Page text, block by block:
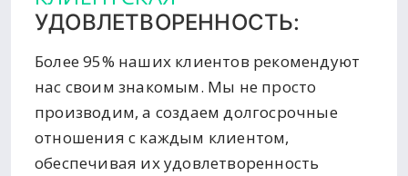
УДОВЛЕТВОРЕННОСТЬ:
Более 95% наших клиентов рекомендуют
нас своим знакомым. Мы не просто
производим, а создаем долгосрочные
отношения с каждым клиентом,
обеспечивая их удовлетворенность